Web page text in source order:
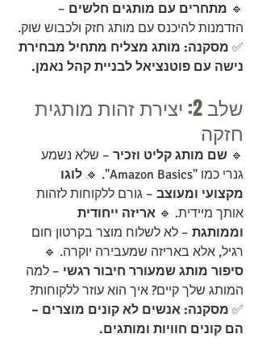
🔹 מתחרים עם מותגים חלשים –
הזדמנות להיכנס עם מותג חזק ולכבוש שוק.
✅ מסקנה: מותג מצליח מתחיל מבחירת
נישה עם פוטנציאל לבניית קהל נאמן.
שלב 2: יצירת זהות מותגית
חזקה
🔹 שם מותג קליט וזכיר – שלא נשמע
גנרי כמו "Amazon Basics". 🔹
לוגו
מקצועי ומעוצב – גורם ללקוחות לזהות
אותך מיידית. 🔹 אריזה ייחודית
וממותגת – לא לשלוח מוצר בקרטון חום
רגיל, אלא באריזה שמעבירה יוקרה. 🔹
סיפור מותג שמעורר חיבור רגשי – למה
המותג שלך קיים? איך הוא עוזר ללקוחות?
✅ מסקנה: אנשים לא קונים מוצרים –
הם קונים חוויות ומותגים.